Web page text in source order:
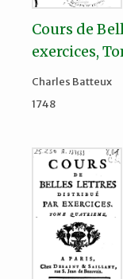
Cours de
exercices,
Charles Batteux
1748